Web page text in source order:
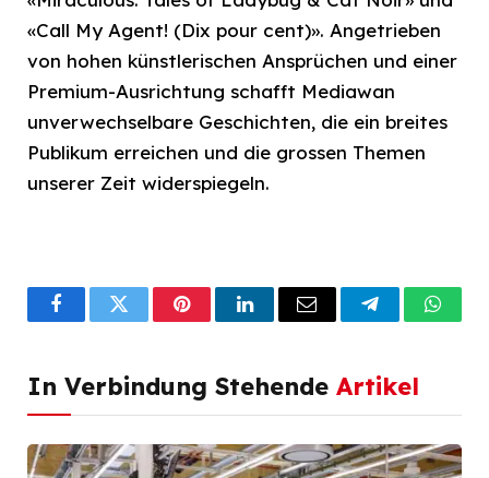
«Call My Agent! (Dix pour cent)». Angetrieben
von hohen künstlerischen Ansprüchen und einer
Premium-Ausrichtung schafft Mediawan
unverwechselbare Geschichten, die ein breites
Publikum erreichen und die grossen Themen
unserer Zeit widerspiegeln.
FacebookTwitterPinterestLinkedInEmail Telegram
In Verbindung Stehende Artikel